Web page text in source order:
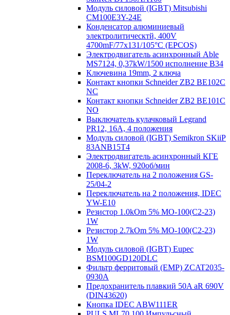
Модуль силовой (IGBT) Mitsubishi
CM100E3Y-24E
Конденсатор алюминиевый
электролитическтй, 400V
4700mF/77x131/105°C (EPCOS)
Электродвигатель асинхронный Able
MS7124, 0,37kW/1500 исполнение В34
Ключевина 19mm, 2 ключа
Контакт кнопки Schneider ZB2 BE102C
NC
Контакт кнопки Schneider ZB2 BE101C
NO
Выключатель кулачковый Legrand
PR12, 16A, 4 положения
Модуль силовой (IGBT) Semikron SKiiP
83ANB15T4
Электродвигатель асинхронный КГЕ
2008-6, 3kW, 920об/мин
Переключатель на 2 положения GS-
25/04-2
Переключатель на 2 положения, IDEC
YW-E10
Резистор 1.0kOm 5% МО-100(С2-23)
1W
Резистор 2.7kOm 5% МО-100(С2-23)
1W
Модуль силовой (IGBT) Eupec
BSM100GD120DLC
Фильтр ферритовый (EMP) ZCAT2035-
0930A
Предохранитель плавкий 50A aR 690V
(DIN43620)
Кнопка IDEC ABW111ER